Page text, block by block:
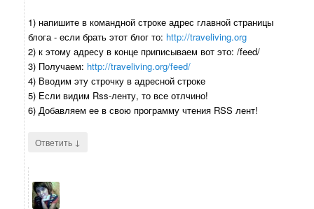
1) напишите в командной строке адрес главной страницы
блога - если брать этот блог то: http://traveliving.org
2) к этому адресу в конце приписываем вот это: /feed/
3) Получаем: http://traveliving.org/feed/
4) Вводим эту строчку в адресной строке
5) Если видим Rss-ленту, то все отлчино!
6) Добавляем ее в свою программу чтения RSS лент!
Ответить ↓